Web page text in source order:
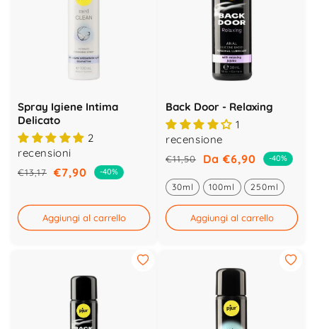
Spray Igiene Intima
Delicato
2
recensioni
Prezzo
listino
€13,17
Prezzo€7,90 -40%
Aggiungi al carrello
Back Door - Relaxing
1
recensione
Prezzo
di
listino
€11,50
Prezzo
scontato
Da €6,90 -40%
30ml 100ml 250ml
Aggiungi al carrello